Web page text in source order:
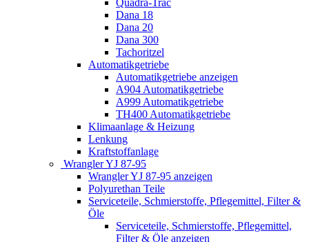
Quadra-Trac
Dana 18
Dana 20
Dana 300
Tachoritzel
Automatikgetriebe
Automatikgetriebe anzeigen
A904 Automatikgetriebe
A999 Automatikgetriebe
TH400 Automatikgetriebe
Klimaanlage & Heizung
Lenkung
Kraftstoffanlage
Wrangler YJ 87-95
Wrangler YJ 87-95 anzeigen
Polyurethan Teile
Serviceteile, Schmierstoffe, Pflegemittel, Filter &
Öle
Serviceteile, Schmierstoffe, Pflegemittel,
Filter & Öle anzeigen